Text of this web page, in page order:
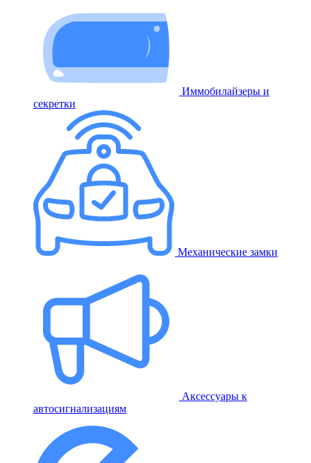
Иммобилайзеры и
секретки
Механические замки
Аксессуары к
автосигнализациям